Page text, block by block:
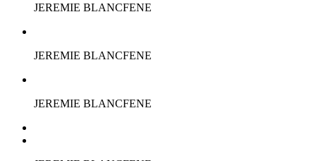
JEREMIE BLANCFENE
JEREMIE BLANCFENE
JEREMIE BLANCFENE